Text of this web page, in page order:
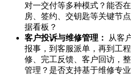
对一交付等多种模式？能否
房、签约、交钥匙等关键节
据看板？
客户投诉与维修管理：
从客
报事，到客服派单，再到工
修、完工反馈、客户回访，
管理？是否支持基于维修专